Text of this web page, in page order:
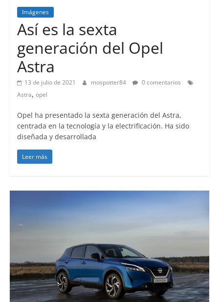
Imágenes
Así es la sexta
generación del Opel
Astra
13 de julio de 2021 mospotter84
0 comentarios
Astra, opel
Opel ha presentado la sexta generación del Astra,
centrada en la tecnología y la electrificación. Ha sido
diseñada y desarrollada
Leer más